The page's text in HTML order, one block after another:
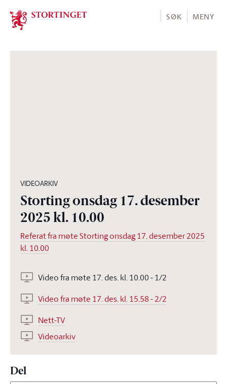
Stortinget.no
SØK MENY
VIDEOARKIV
Storting onsdag 17. desember
2025 kl. 10.00
Referat fra møte Storting onsdag 17. desember 2025
kl. 10.00
Video fra møte 17. des. kl. 10.00 - 1/2
Video fra møte 17. des. kl. 15.58 - 2/2
Nett-TV
Videoarkiv
Del